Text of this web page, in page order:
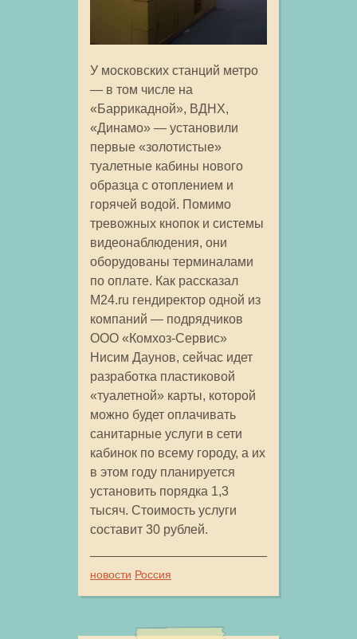
У московских станций метро
— в том числе на
«Баррикадной», ВДНХ,
«Динамо» — установили
первые «золотистые»
туалетные кабины нового
образца с отоплением и
горячей водой. Помимо
тревожных кнопок и системы
видеонаблюдения, они
оборудованы терминалами
по оплате. Как рассказал
M24.ru гендиректор одной из
компаний — подрядчиков
ООО «Комхоз-Сервис»
Нисим Даунов, сейчас идет
разработка пластиковой
«туалетной» карты, которой
можно будет оплачивать
санитарные услуги в сети
кабинок по всему городу, а их
в этом году планируется
установить порядка 1,3
тысяч. Стоимость услуги
составит 30 рублей.
новости Россия